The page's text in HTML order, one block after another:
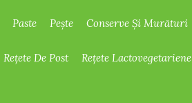
Paste Pește Conserve Și Murături
Rețete De Post Rețete Lactovegetariene